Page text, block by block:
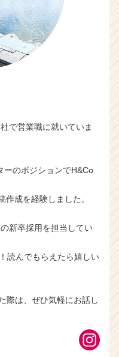
で営業職に就いていま
ーのポジションでH&Co
成を経験しました。
新卒採用を担当してい
読んでもらえたら嬉しい
際は、ぜひ気軽にお話し